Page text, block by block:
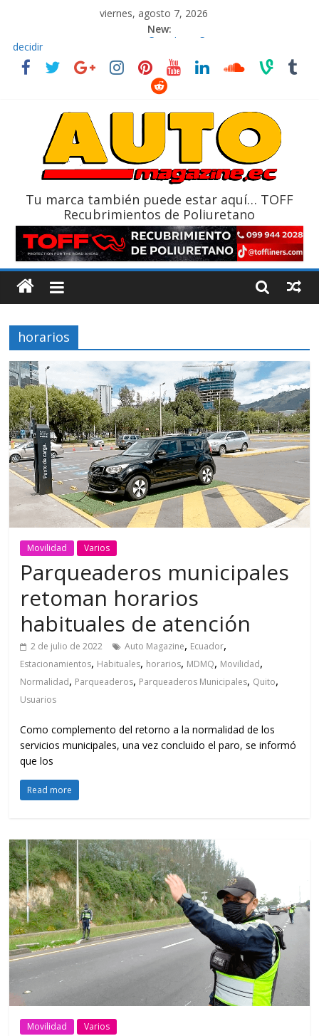
viernes, agosto 7, 2026
New:
El costo de tener un vehículo gana protagonismo a la hora de
decidir
Ultima película ‘Spider‑Man: Brand New Day’ pone en escena a
La Vuelta al Ecuador 2026, edición 47ª, recorre 7 provincias en 8
La FEDAK recibe 12 Sinotruk Bolden para cubrir las rutas de La
Tu marca también puede estar aquí… TOFF
Recubrimientos de Poliuretano
horarios
Movilidad Varios
Parqueaderos municipales
retoman horarios
habituales de atención
2 de julio de 2022 Auto Magazine, Ecuador,
Estacionamientos, Habituales, horarios, MDMQ, Movilidad,
Normalidad, Parqueaderos, Parqueaderos Municipales, Quito,
Usuarios
Como complemento del retorno a la normalidad de los
servicios municipales, una vez concluido el paro, se informó
que los
Read more
Movilidad Varios